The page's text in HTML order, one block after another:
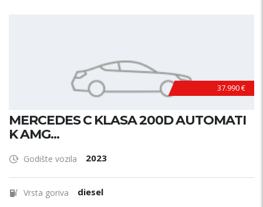
37.990 €
MERCEDES C KLASA 200D AUTOMATI
K AMG...
Godište vozila 2023
Vrsta goriva diesel